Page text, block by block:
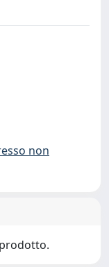
non